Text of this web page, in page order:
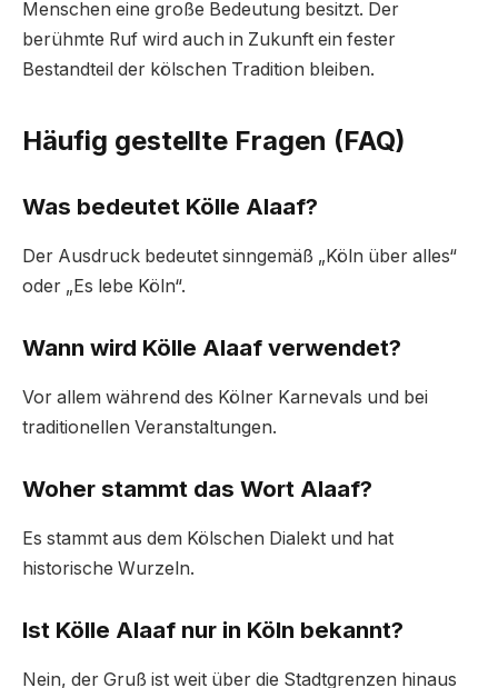
Menschen eine große Bedeutung besitzt. Der
berühmte Ruf wird auch in Zukunft ein fester
Bestandteil der kölschen Tradition bleiben.
Häufig gestellte Fragen (FAQ)
Was bedeutet Kölle Alaaf?
Der Ausdruck bedeutet sinngemäß „Köln über alles“
oder „Es lebe Köln“.
Wann wird Kölle Alaaf verwendet?
Vor allem während des Kölner Karnevals und bei
traditionellen Veranstaltungen.
Woher stammt das Wort Alaaf?
Es stammt aus dem Kölschen Dialekt und hat
historische Wurzeln.
Ist Kölle Alaaf nur in Köln bekannt?
Nein, der Gruß ist weit über die Stadtgrenzen hinaus